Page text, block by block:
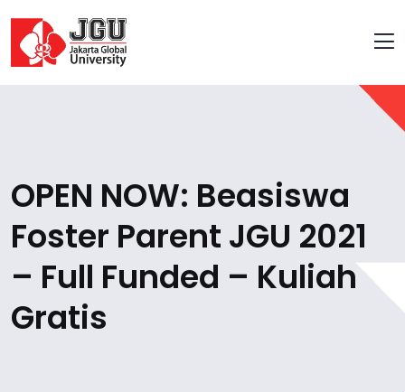
OPEN NOW: Beasiswa
Foster Parent JGU 2021
– Full Funded – Kuliah
Gratis